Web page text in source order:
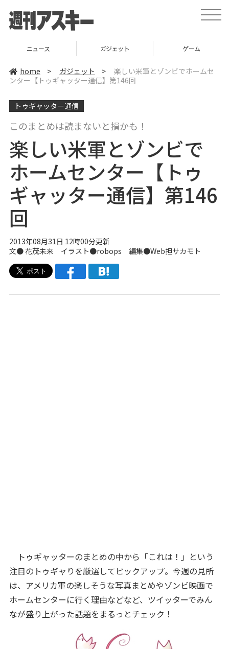
t
o
v
ニュース ガジェット ゲーム
home > ガジェット >
楽しい米軍とゾンビでホームセ
ンター【トゥギャッター通信】第146回
トゥギャッター通信
このまとめは読まないと損かも！
楽しい米軍とゾンビで
ホームセンター【トゥ
ギャッター通信】第146
回
2013年08月31日 12時00分更新
文●花茂未来 イラスト●robops 編集●Web担サカモト
トゥギャッターのまとめの中から「これは！」という
注目のトゥギャりを厳選してピックアップ。今週の見所
は、アメリカ軍の楽しそうな写真まとめやゾンビ映画で
ホームセンターに行く理由などなど、ツイッターでみん
なが盛り上がった話題をまるっとチェック！